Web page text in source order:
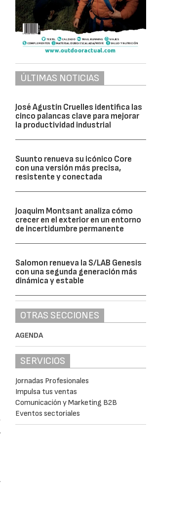
ÚLTIMAS NOTICIAS
José Agustín Cruelles identifica las
cinco palancas clave para mejorar
la productividad industrial
Suunto renueva su icónico Core
con una versión más precisa,
resistente y conectada
Joaquim Montsant analiza cómo
crecer en el exterior en un entorno
de incertidumbre permanente
Salomon renueva la S/LAB Genesis
con una segunda generación más
dinámica y estable
OTRAS SECCIONES
AGENDA
SERVICIOS
Jornadas Profesionales
Impulsa tus ventas
Comunicación y Marketing B2B
Eventos sectoriales